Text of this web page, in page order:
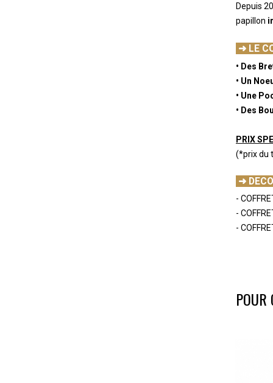
Depuis
papillon
➜ LE
• Des
• Un
• Une
• Des
PRIX
(*prix du
➜
-
-
-
POUR